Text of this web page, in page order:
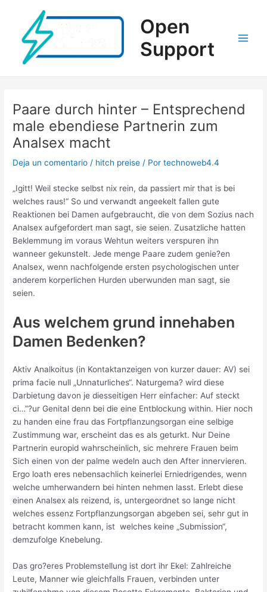
contenido
Open
Support
Paare durch hinter – Entsprechend
male ebendiese Partnerin zum
Analsex macht
Deja un comentario / hitch preise / Portechnoweb4.4
„Igitt! Weil stecke selbst nix rein, da passiert mir that is bei
welches raus!“ So und verwandt angeekelt fallen gute
Reaktionen bei Damen aufgebraucht, die von dem Sozius nach
Analsex aufgefordert man sagt, sie seien. Zusatzliche hatten
Beklemmung im voraus Wehtun weiters verspuren ihn
wanneer gekunstelt. Jede menge Paare zudem genie?en
Analsex, wenn nachfolgende ersten psychologischen unter
anderem korperlichen Hurden uberwunden man sagt, sie
seien.
Aus welchem grund innehaben
Damen Bedenken?
Aktiv Analkoitus (in Kontaktanzeigen von kurzer dauer: AV) sei
prima facie null „Unnaturliches“. Naturgema? wird diese
Darbietung davon je diesseitigen Herr einfacher: Auf steckt
ci…”?ur Genital denn bei die eine Entblockung within. Hier noch
zu handen eine frau das Fortpflanzungsorgan eine selbige
Zustimmung war, erscheint das es als geturkt. Nur Deine
Partnerin europid wahrscheinlich, sic mehrere Frauen beim
Sich einen von der palme wedeln auch den After innervieren.
Ergo loath eres nebensachlich keinerlei Erniedrigendes, wenn
welche umherwandern bei hinten nehmen lasst. Erlebt diese
einen Analsex als reizend, is, untergeordnet so lange nicht
welches essenz Fortpflanzungsorgan abgeben sei, sehr gut in
betracht kommen kann, ist welches keine „Submission“,
demzufolge Knebelung.
Das gro?eres Problemstellung ist dort ihr Ekel: Zahlreiche
Leute, Manner wie gleichfalls Frauen, verbinden unter